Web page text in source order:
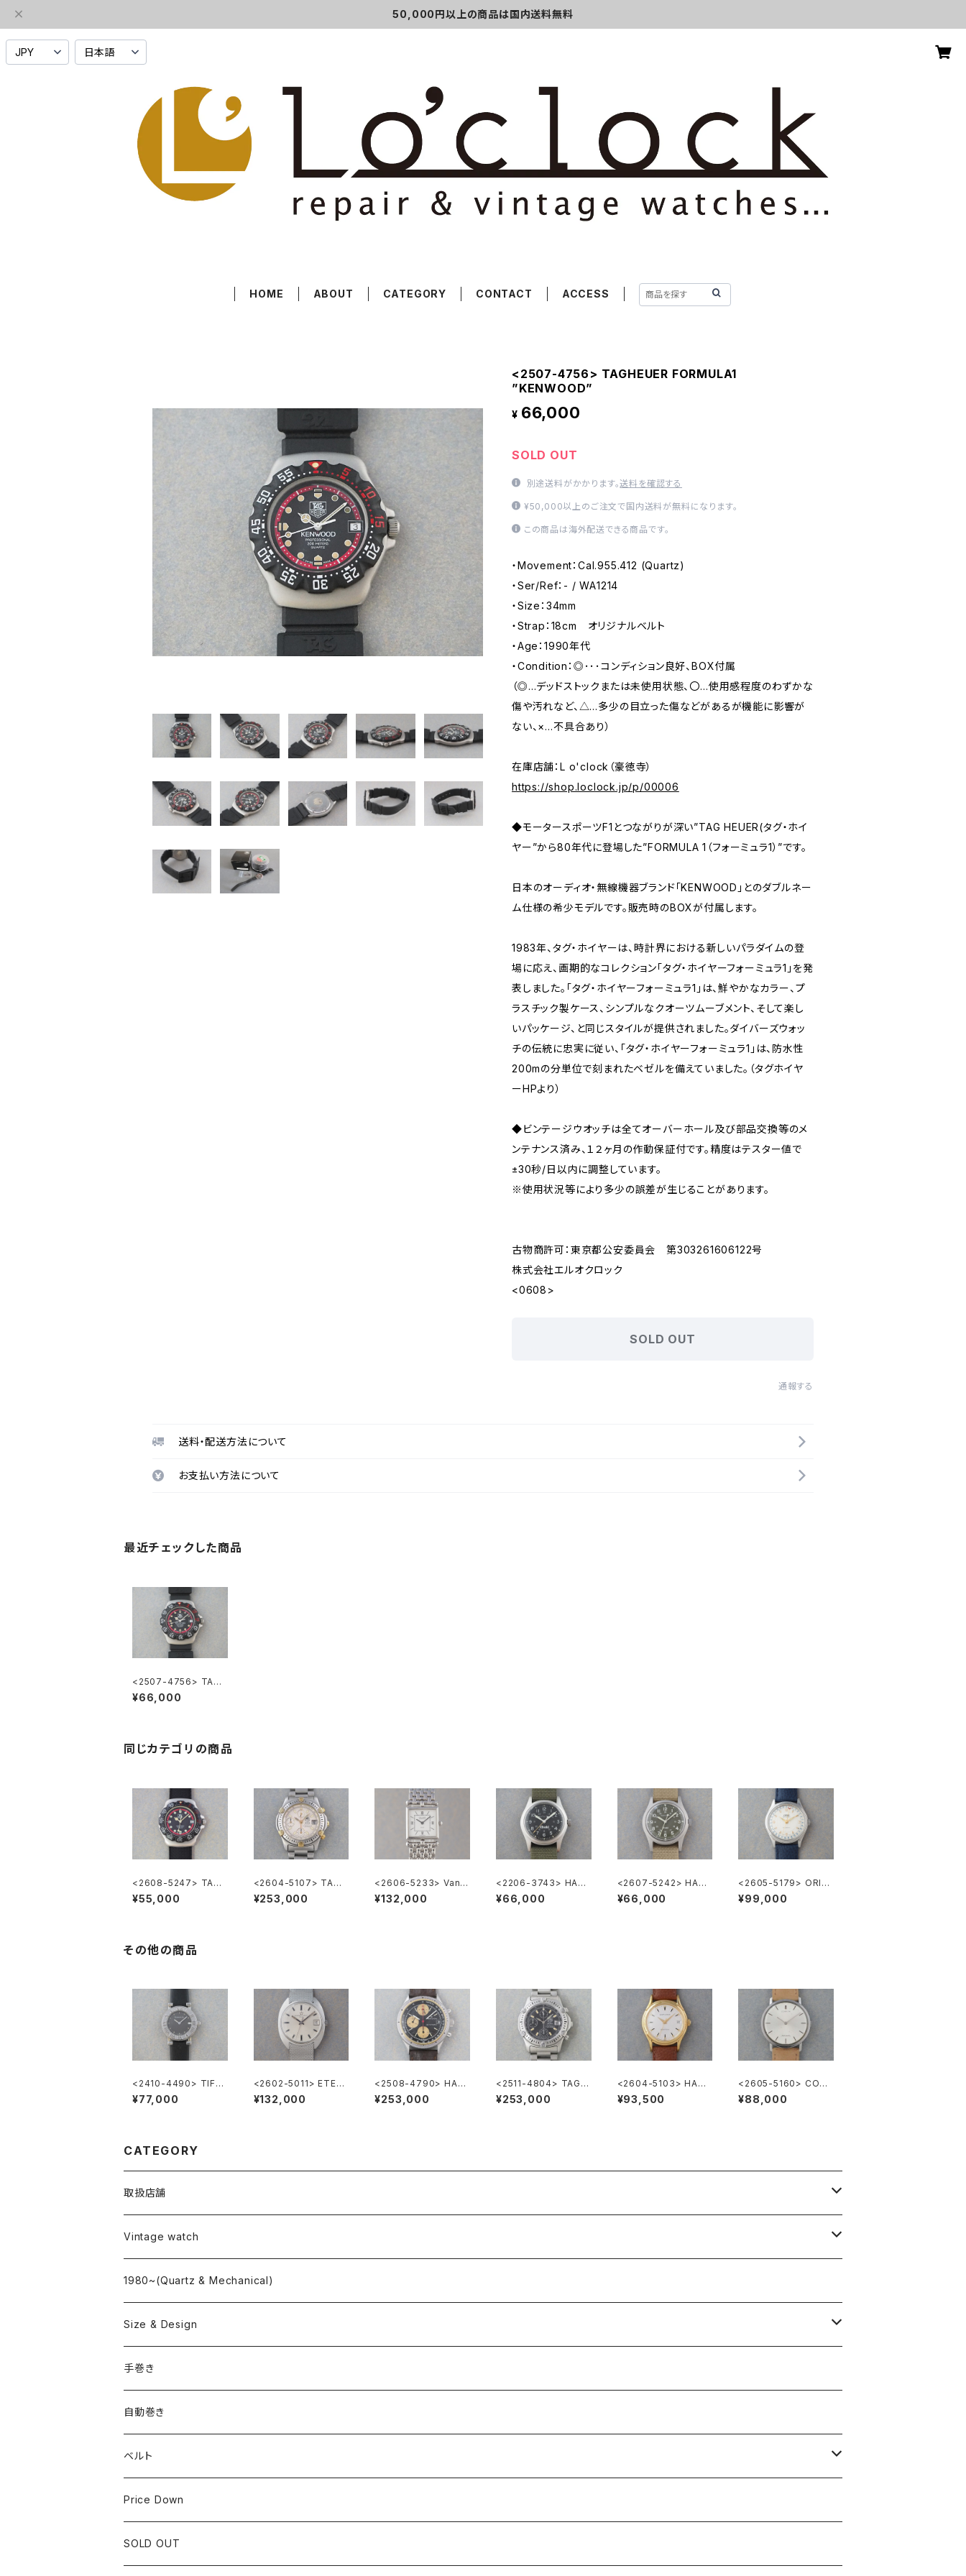
50,000円以上の商品は国内送料無料
HOME ABOUT CATEGORY CONTACT ACCESS
<2507-4756> TAGHEUER FORMULA1
”KENWOOD”
¥ 66,000
SOLD OUT
別途送料がかかります。送料を確認する
¥50,000以上のご注文で国内送料が無料になります。
この商品は海外配送できる商品です。
・Movement：Cal.955.412 (Quartz)
・Ser/Ref：- / WA1214
・Size：34mm
・Strap：18cm オリジナルベルト
・Age：1990年代
・Condition：◎･･･コンディション良好、BOX付属
（◎…デッドストックまたは未使用状態、〇…使用感程度のわずかな
傷や汚れなど、△…多少の目立った傷などがあるが機能に影響が
ない、×…不具合あり）
在庫店舗：L o'clock（豪徳寺）
https://shop.loclock.jp/p/00006
◆モータースポーツF1とつながりが深い”TAG HEUER(タグ・ホイ
ヤー”から80年代に登場した”FORMULA 1（フォーミュラ1）”です。
日本のオーディオ・無線機器ブランド「KENWOOD」とのダブルネー
ム仕様の希少モデルです。販売時のBOXが付属します。
1983年、タグ・ホイヤーは、時計界における新しいパラダイムの登
場に応え、画期的なコレクション「タグ・ホイヤーフォーミュラ1」を発
表しました。「タグ・ホイヤーフォーミュラ1」は、鮮やかなカラー、プ
ラスチック製ケース、シンプルなクオーツムーブメント、そして楽し
いパッケージ、と同じスタイルが提供されました。ダイバーズウォッ
チの伝統に忠実に従い、「タグ・ホイヤーフォーミュラ1」は、防水性
200mの分単位で刻まれたベゼルを備えていました。（タグホイヤ
ーHPより）
◆ビンテージウオッチは全てオーバーホール及び部品交換等のメ
ンテナンス済み、１２ヶ月の作動保証付です。精度はテスター値で
±30秒/日以内に調整しています。
※使用状況等により多少の誤差が生じることがあります。
古物商許可：東京都公安委員会 第303261606122号
株式会社エルオクロック
<0608>
SOLD OUT
通報する
送料・配送方法について
お支払い方法について
最近チェックした商品
<2507-4756> TAG
HEUER FORMULA1
”KENWOOD”
¥66,000
同じカテゴリの商品
<2608-5247> TAG
HEUER FORMULA1
¥55,000
<2604-5107> TAGH
EUER Super 2000 C
hronograph
¥253,000
<2606-5233> Van C
leef & Arpels Classi
que
¥132,000
<2206-3743> HAMI
LTON Khaki
¥66,000
<2607-5242> HAMI
LTON Khaki Nature
¥66,000
<2605-5179> ORIS
Ref.7470 ”POINTER
DATE"
¥99,000
その他の商品
<2410-4490> TIFFA
NY & Co. Atlas
¥77,000
<2602-5011> ETER
NA MATIC 3003
¥132,000
<2508-4790> HAMI
LTON Chronograph
¥253,000
<2511-4804> TAG H
EUER Super 2000 C
hronograph
¥253,000
<2604-5103> HAMI
LTON Automatic
¥93,500
<2605-5160> CORU
M Automatic
¥88,000
CATEGORY
取扱店舗
L o'clock
"delve"
Vintage watch
海外ブランド
OMEGA
ROLEX
国産ブランド
SEIKO
CITIZEN
1980~(Quartz & Mechanical)
Size & Design
~24.9mm
25mm~29.9mm
30mm~34.9mm
35mm~39.9mm
40mm~
手巻き
自動巻き
ベルト
HIRSCHベルト
SSブレスレット
Price Down
SOLD OUT